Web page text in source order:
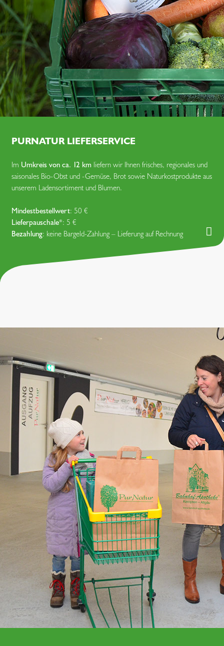
PURNATUR LIEFERSERVICE
Im Umkreis von ca. 12 km liefern wir Ihnen frisches, regionales und
saisonales Bio-Obst und -Gemüse, Brot sowie Naturkost­produkte aus
unserem Laden­sortiment und Blumen.
Mindestbestellwert: 50 €
Lieferpauschale*: 5 €
Bezahlung: keine Bargeld-Zahlung – Lieferung auf Rechnung